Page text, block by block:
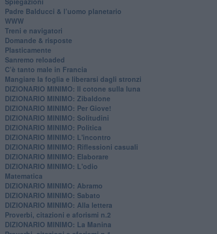
Padre Balducci & l’uomo planetario
WWW
​Treni e navigatori
​Domande & risposte
​Plasticamente
Sanremo reloaded
C’è tanto male in Francia
​Mangiare la foglia e liberarsi dagli stronzi
DIZIONARIO MINIMO: Il cotone sulla luna
DIZIONARIO MINIMO: Zibaldone
DIZIONARIO MINIMO: Per Giove!
DIZIONARIO MINIMO: Solitudini
DIZIONARIO MINIMO: Politica
DIZIONARIO MINIMO: L'incontro
DIZIONARIO MINIMO: Riflessioni casuali
DIZIONARIO MINIMO: Elaborare
DIZIONARIO MINIMO: L'odio
​Matematica
DIZIONARIO MINIMO: Abramo
DIZIONARIO MINIMO: Sabato
​DIZIONARIO MINIMO: Alla lettera
Proverbi, citazioni e aforismi n.2
DIZIONARIO MINIMO: La Manina